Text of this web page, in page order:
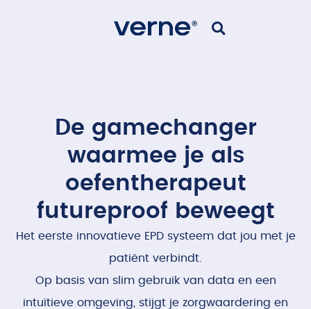
De gamechanger
waarmee je als
oefentherapeut
futureproof beweegt
Het eerste innovatieve EPD systeem dat jou met je
patiënt verbindt.
Op basis van slim gebruik van data en een
intuïtieve omgeving, stijgt je zorgwaardering en